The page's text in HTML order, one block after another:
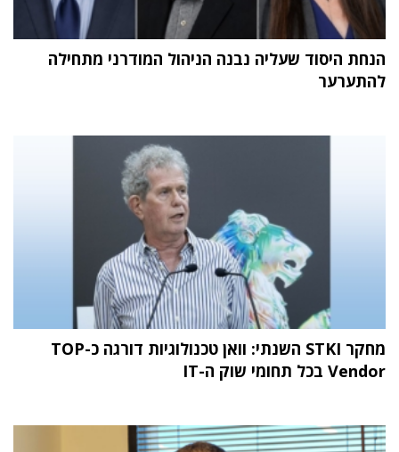
הנחת היסוד שעליה נבנה הניהול המודרני מתחילה
להתערער
מחקר STKI השנתי: וואן טכנולוגיות דורגה כ-TOP
Vendor בכל תחומי שוק ה-IT